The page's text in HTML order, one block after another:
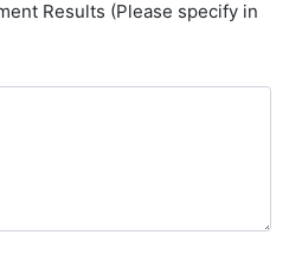
Results (Please specify in